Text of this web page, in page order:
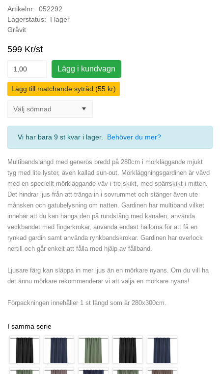
Artikelnr: 052292
Lagerstatus: I lager
Gråvit
599 Kr/st
Lägg i kundvagn
Lägg till matchande sytråd (55 kr)
Vi har bara 9 st kvar i lager. Behöver du mer?
Multibandslängd med generös bredd på 280cm i mörkläggande mjukt
tyg med lite lyster, även kallad sun-out. Mörkläggningsgardinen är vävd
med en speciellt mörkläggande väv i tre skikt, med spärrskikt i mitten.
Det hindrar ljus från att tränga in i sovrummet och stänger även ute
månsken och gatubelysning om natten. Gardinen har multiband vilket
innebär att du kan hänga den på rundstång med kanalen, använda
veckbandet med fingerkrokar, använda endast hällorna för att få en
rynkad gardin samt använda rynkbandskrokar. Gardinen har overlock
nertill och går enkelt att fålla med hjälp av fållband.
Ljusare färg kan släppa in mer ljus än en mörkare nyans. Om du vill ha
det ännu mörkare rekommenderar vi att välja en mörkare nyans!
Förpackningen innehåller 1 st längd som är 280x300cm.
I samma serie